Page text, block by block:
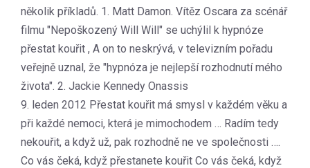
několik příkladů. 1. Matt Damon. Vítěz Oscara za scénář
filmu "Nepoškozený Will Will" se uchýlil k hypnóze
přestat kouřit , A on to neskrývá, v televizním pořadu
veřejně uznal, že "hypnóza je nejlepší rozhodnutí mého
života". 2. Jackie Kennedy Onassis
9. leden 2012 Přestat kouřit má smysl v každém věku a
při každé nemoci, která je mimochodem … Radím tedy
nekouřit, a když už, pak rozhodně ne ve společnosti ….
Co vás čeká, když přestanete kouřit Co vás čeká, když